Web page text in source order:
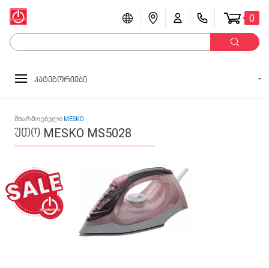
0
კატეგორიები
მწარმოებელი MESKO
უთო MESKO MS5028